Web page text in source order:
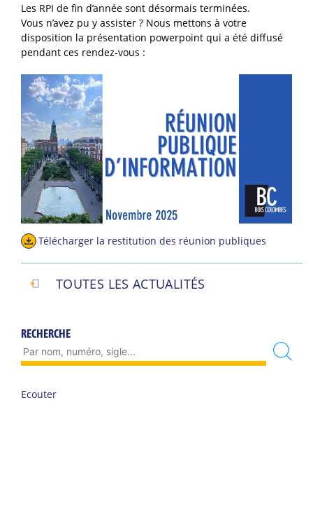
Les RPI de fin d’année sont désormais terminées.
Vous n’avez pu y assister ? Nous mettons à votre
disposition la présentation powerpoint qui a été diffusé
pendant ces rendez-vous :
Télécharger la restitution des réunion publiques
TOUTES LES ACTUALITÉS
RECHERCHE
Ecouter